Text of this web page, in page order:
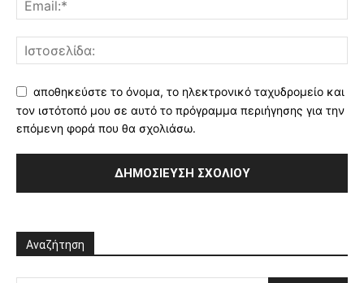
αποθηκεύστε το όνομα, το ηλεκτρονικό ταχυδρομείο και
τον ιστότοπό μου σε αυτό το πρόγραμμα περιήγησης για την
επόμενη φορά που θα σχολιάσω.
Αναζήτηση